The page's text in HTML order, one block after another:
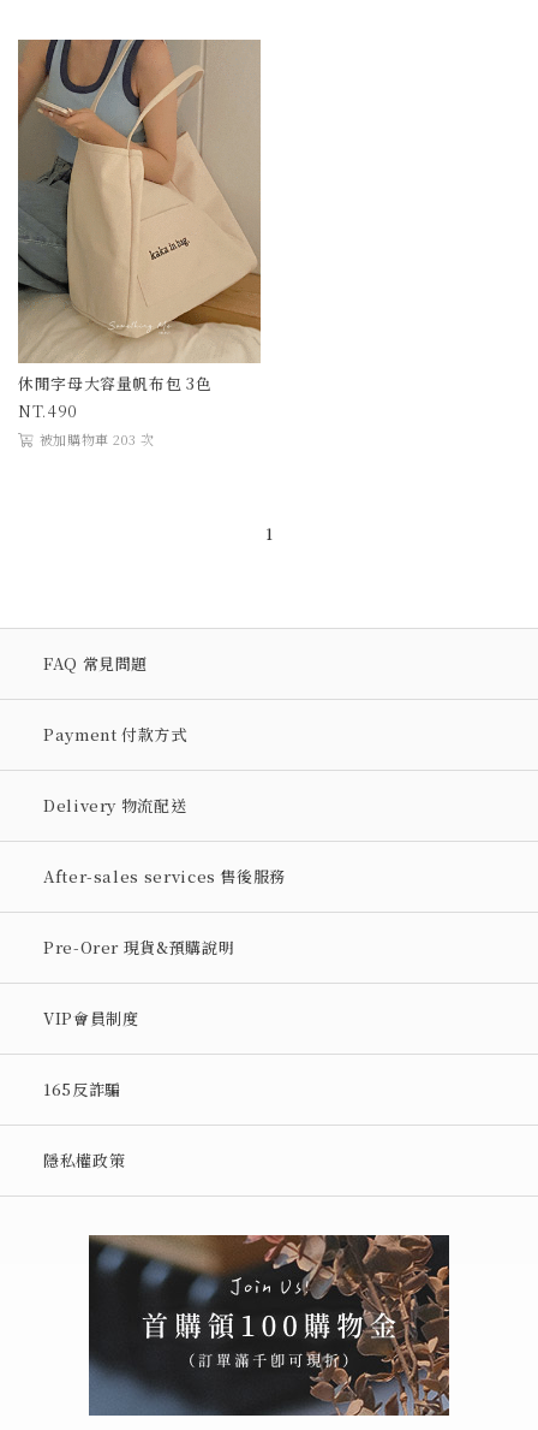
休閒字母大容量帆布包 3色
490
被加購物車 203 次
1
FAQ 常見問題
Payment 付款方式
Delivery 物流配送
After-sales services 售後服務
Pre-Orer 現貨&預購說明
VIP會員制度
165反詐騙
隱私權政策